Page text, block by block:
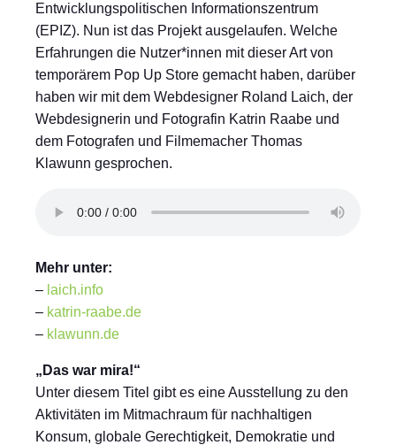
Entwicklungspolitischen Informationszentrum
(EPIZ). Nun ist das Projekt ausgelaufen. Welche
Erfahrungen die Nutzer*innen mit dieser Art von
temporärem Pop Up Store gemacht haben, darüber
haben wir mit dem Webdesigner Roland Laich, der
Webdesignerin und Fotografin Katrin Raabe und
dem Fotografen und Filmemacher Thomas
Klawunn gesprochen.
Mehr unter:
– laich.info
– katrin-raabe.de
– klawunn.de
„Das war mira!“
Unter diesem Titel gibt es eine Ausstellung zu den
Aktivitäten im Mitmachraum für nachhaltigen
Konsum, globale Gerechtigkeit, Demokratie und